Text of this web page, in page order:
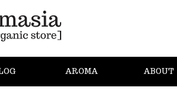
AROMA ABOUT